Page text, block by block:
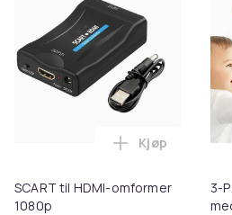
SCART til HDMI-omformer
1080p
Legg SCART
Kjøp
3-